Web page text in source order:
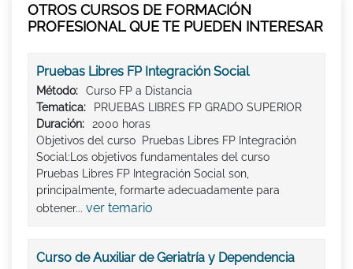
OTROS CURSOS DE FORMACIÓN
PROFESIONAL QUE TE PUEDEN INTERESAR
Pruebas Libres FP Integración Social
Método:
Curso FP a Distancia
Tematica:
PRUEBAS LIBRES FP GRADO SUPERIOR
Duración:
2000 horas
Objetivos del curso Pruebas Libres FP Integración
Social:Los objetivos fundamentales del curso
Pruebas Libres FP Integración Social son,
principalmente, formarte adecuadamente para
obtener... ver temario
Curso de Auxiliar de Geriatría y Dependencia